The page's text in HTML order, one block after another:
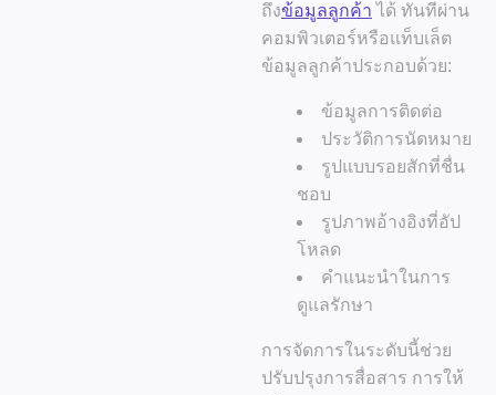
ถึงข้อมูลลูกค้า ได้ ทันทีผ่าน
คอมพิวเตอร์หรือแท็บเล็ต
ข้อมูลลูกค้าประกอบด้วย:
ข้อมูลการติดต่อ
ประวัติการนัดหมาย
รูปแบบรอยสักที่ชื่น
ชอบ
รูปภาพอ้างอิงที่อัป
โหลด
คำแนะนำในการ
ดูแลรักษา
การจัดการในระดับนี้ช่วย
ปรับปรุงการสื่อสาร การให้